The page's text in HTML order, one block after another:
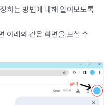
하는 방법에 대해 알아보도록
아래와 같은 화면을 보실 수